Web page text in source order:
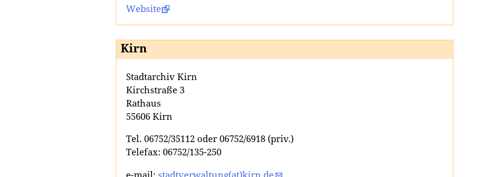
Website
Kirn
Stadtarchiv Kirn
Kirchstraße 3
Rathaus
55606 Kirn
Tel. 06752/35112 oder 06752/6918 (priv.)
Telefax: 06752/135-250